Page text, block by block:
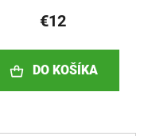
€12
DO KOŠÍKA